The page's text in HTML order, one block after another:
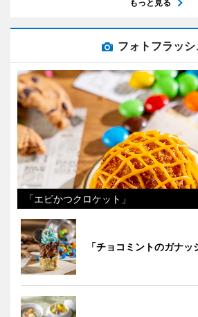
もっと見る
フォトフラッシ
「エビかつクロケット」
「チョコミントのガナッ